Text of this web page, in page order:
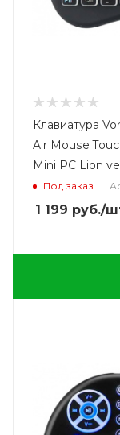
Клавиатура
Air Mouse
Mini PC Lion
Под заказ
1 199 руб./